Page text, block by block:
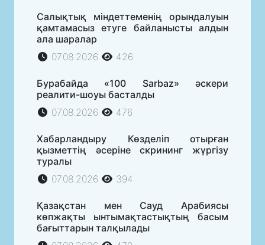
Салықтық міндеттеменің орындалуын
қамтамасыз етуге байланысты алдын
ала шаралар
07.08.2026
426
Бурабайда «100 Sarbaz» әскери
реалити-шоуы басталды
07.08.2026
476
Хабарландыру Көзделіп отырған
қызметтің әсеріне скрининг жүргізу
туралы
07.08.2026
394
Қазақстан мен Сауд Арабиясы
көпжақты ынтымақтастықтың басым
бағыттарын талқылады